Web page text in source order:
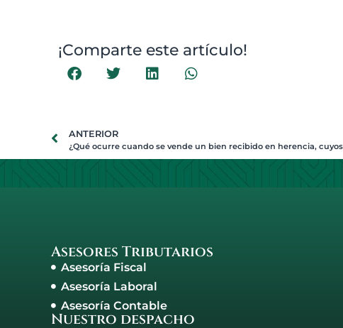
¡Comparte este artículo!
ANTERIOR
Asesores Tributarios
Asesoría Fiscal
Asesoría Laboral
Asesoría Contable
Nuestro despacho